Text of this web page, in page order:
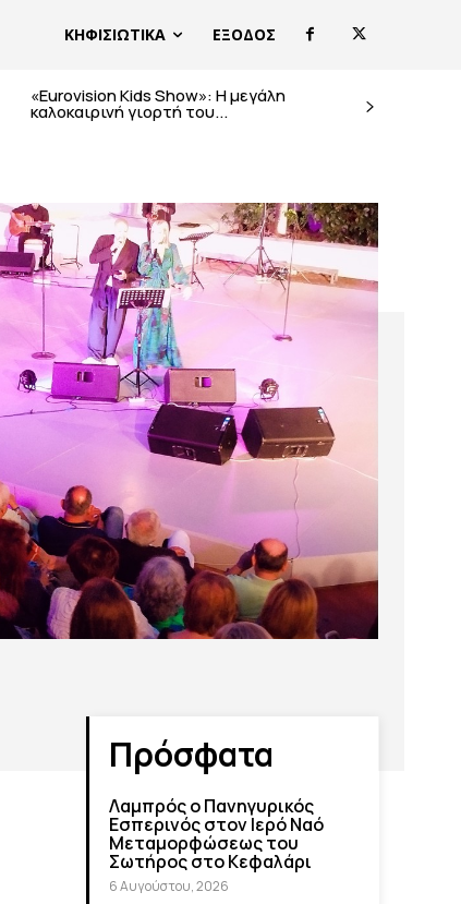
ΚΗΦΙΣΙΩΤΙΚΑ ΕΞΟΔΟΣ
«Eurovision Kids Show»: Η μεγάλη
καλοκαιρινή γιορτή του...
Πρόσφατα
Λαμπρός ο Πανηγυρικός
Εσπερινός στον Ιερό Ναό
Μεταμορφώσεως του
Σωτήρος στο Κεφαλάρι
6 Αυγούστου, 2026